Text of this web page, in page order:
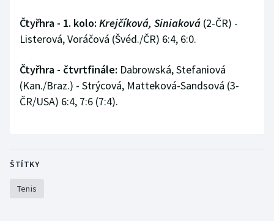
Čtyřhra - 1. kolo: Krejčíková, Siniaková (2-ČR) -
Listerová, Voráčová (Švéd./ČR) 6:4, 6:0.
Čtyřhra - čtvrtfinále: Dabrowská, Stefaniová
(Kan./Braz.) - Strýcová, Matteková-Sandsová (3-
ČR/USA) 6:4, 7:6 (7:4).
ŠTÍTKY
Tenis